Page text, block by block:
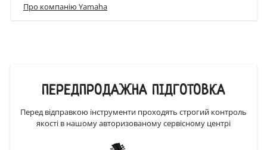
Про компанію Yamaha
ПЕРЕДПРОДАЖНА ПІДГОТОВКА
Перед відправкою інструменти проходять строгий контроль
якості в нашому авторизованому сервісному центрі